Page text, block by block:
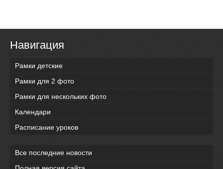
Навигация
Рамки детские
Рамки для 2 фото
Рамки для нескольких фото
Календари
Расписание уроков
Все последние новости